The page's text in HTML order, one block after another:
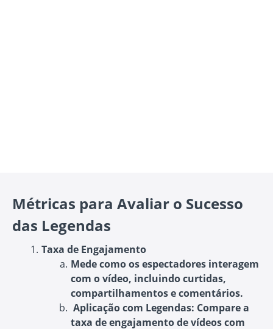
Métricas para Avaliar o Sucesso
das Legendas
Taxa de Engajamento
Mede como os espectadores interagem
com o vídeo, incluindo curtidas,
compartilhamentos e comentários.
Aplicação com Legendas: Compare a
taxa de engajamento de vídeos com